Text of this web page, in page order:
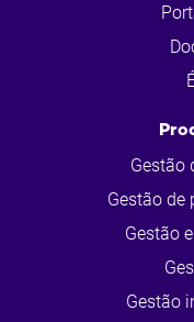
Gestão
Gestão
Gestão
Gestão